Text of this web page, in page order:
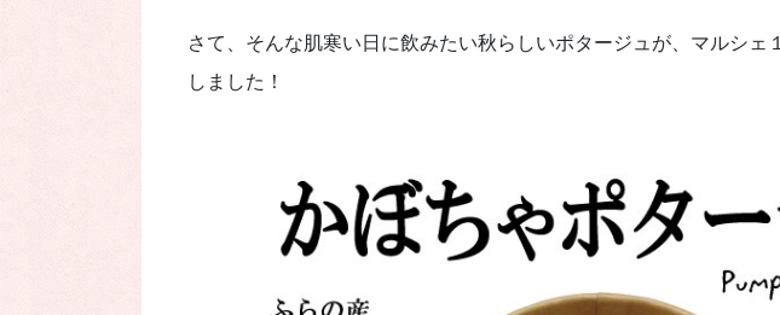
さて、そんな肌寒い日に飲みたい秋らしいポタージュが、マルシェ１
しました！